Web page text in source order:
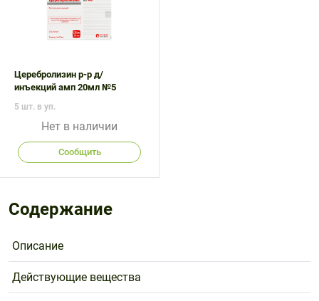
Церебролизин р-р д/
инъекций амп 20мл №5
5 шт. в уп.
Нет в наличии
Сообщить
Содержание
Описание
Действующие вещества